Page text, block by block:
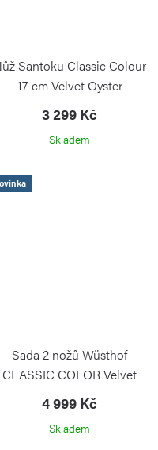
Santoku Classic Colour
17 cm Velvet Oyster
3 299 Kč
Skladem
Sada 2 nožů Wüsthof
CLASSIC COLOR Velvet
Oyster Santoku a na zeleninu
PS
4 999 Kč
Skladem